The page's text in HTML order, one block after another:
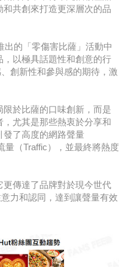
共創來打造更深層次的品
出的「零傷害比薩」活動中
以極具話題性和創意的行
創新性和參與感的期待，激
限於比薩的口味創新，而是
尤其是那些熱衷於分享和
了高度的網路聲量
量（Traffic），並最終將熱度
傳達了品牌對於現今世代
力和認同，達到讓聲量有效